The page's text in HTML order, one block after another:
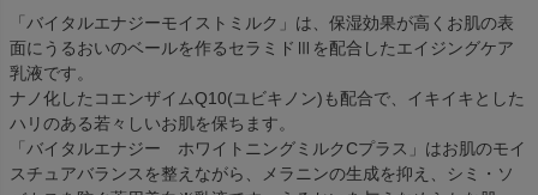
「バイタルエナジーモイストミルク」は、保湿効果が高くお肌の表
面にうるおいのベールを作るセラミドⅢを配合したエイジングケア
乳液です。
ナノ化したコエンザイムQ10(ユビキノン)も配合で、イキイキとした
ハリのある若々しいお肌を保ちます。
「バイタルエナジー ホワイトニングミルクCプラス」はお肌のモイ
スチュアバランスを整えながら、メラニンの生成を抑え、シミ・ソ